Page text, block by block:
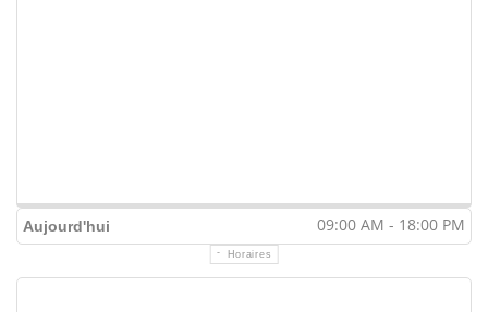
Aujourd'hui 09:00 AM - 18:00 PM
Horaires